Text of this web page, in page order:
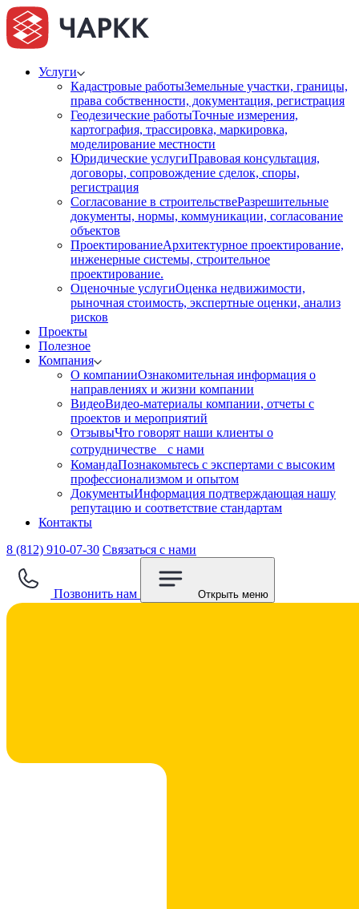
Услуги
Кадастровые работыЗемельные участки, границы,
права собственности, документация, регистрация
Геодезические работыТочные измерения,
картография, трассировка, маркировка,
моделирование местности
Юридические услугиПравовая консультация,
договоры, сопровождение сделок, споры,
регистрация
Согласование в строительствеРазрешительные
документы, нормы, коммуникации, согласование
объектов
ПроектированиеАрхитектурное проектирование,
инженерные системы, строительное
проектирование.
Оценочные услугиОценка недвижимости,
рыночная стоимость, экспертные оценки, анализ
рисков
Проекты
Полезное
Компания
О компанииОзнакомительная информация о
направлениях и жизни компании
ВидеоВидео-материалы компании, отчеты с
проектов и мероприятий
ОтзывыЧто говорят наши клиенты о
сотрудничестве с нами
КомандаПознакомьтесь с экспертами с высоким
профессионализмом и опытом
ДокументыИнформация подтверждающая нашу
репутацию и соответствие стандартам
Контакты
8 (812) 910-07-30 Связаться с нами
Позвонить нам Открыть меню